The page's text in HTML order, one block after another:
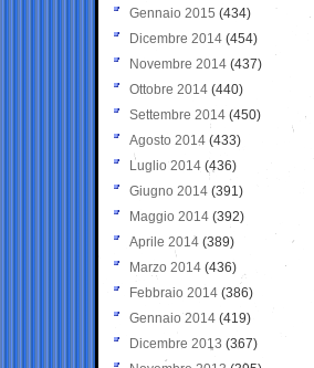
Gennaio 2015 (434)
Dicembre 2014 (454)
Novembre 2014 (437)
Ottobre 2014 (440)
Settembre 2014 (450)
Agosto 2014 (433)
Luglio 2014 (436)
Giugno 2014 (391)
Maggio 2014 (392)
Aprile 2014 (389)
Marzo 2014 (436)
Febbraio 2014 (386)
Gennaio 2014 (419)
Dicembre 2013 (367)